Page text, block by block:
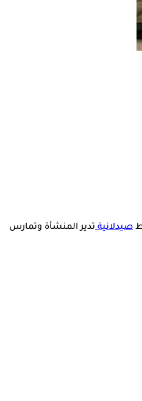
صيدلانيةتدير المنشأة وتمارس